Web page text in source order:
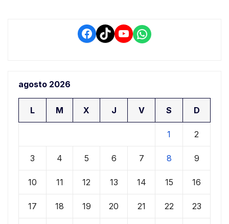
Facebook
TikTokYouTube
WhatsApp
agosto 2026
L M X J V S D
1 2
3 4 5 6 7 8 9
10 11 12 13 14 15 16
17 18 19 20 21 22 23